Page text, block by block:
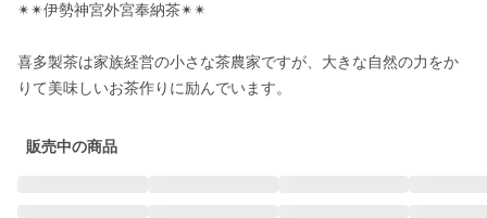
✴︎✴︎伊勢神宮外宮奉納茶✴︎✴︎
喜多製茶は家族経営の小さな茶農家ですが、大きな自然の力をか
販売中の商品